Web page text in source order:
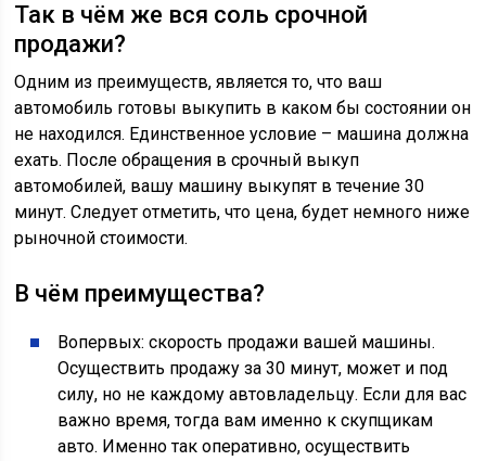
Так в чём же вся соль срочной
продажи?
Одним из преимуществ, является то, что ваш
автомобиль готовы выкупить в каком бы состоянии он
не находился. Единственное условие – машина должна
ехать. После обращения в срочный выкуп
автомобилей, вашу машину выкупят в течение 30
минут. Следует отметить, что цена, будет немного ниже
рыночной стоимости.
В чём преимущества?
Вопервых: скорость продажи вашей машины.
Осуществить продажу за 30 минут, может и под
силу, но не каждому автовладельцу. Если для вас
важно время, тогда вам именно к скупщикам
авто. Именно так оперативно, осуществить